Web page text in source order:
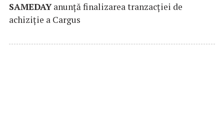
SAMEDAYanunță finalizarea tranzacției de
achiziție a Cargus